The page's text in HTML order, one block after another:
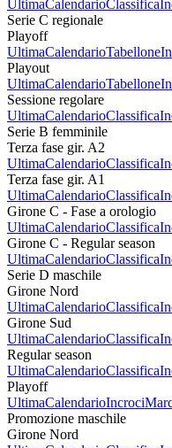
UltimaCalendarioClassifica
Serie C regionale
Playoff
UltimaCalendarioTabellone
Playout
UltimaCalendarioTabellone
Sessione regolare
UltimaCalendarioClassifica
Serie B femminile
Terza fase gir. A2
UltimaCalendarioClassifica
Terza fase gir. A1
UltimaCalendarioClassifica
Girone C - Fase a orologio
UltimaCalendarioClassifica
Girone C - Regular season
UltimaCalendarioClassifica
Serie D maschile
Girone Nord
UltimaCalendarioClassifica
Girone Sud
UltimaCalendarioClassifica
Regular season
UltimaCalendarioClassifica
Playoff
UltimaCalendarioIncroci
Promozione maschile
Girone Nord